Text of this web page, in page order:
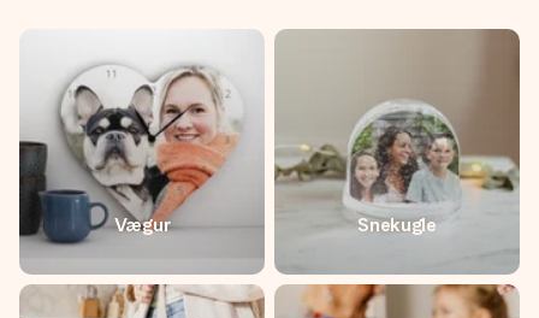
Vægur Snekugle